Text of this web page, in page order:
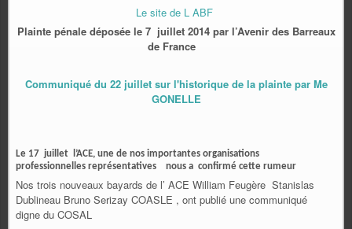
Le site de L ABF
Plainte pénale déposée le 7 juillet 2014 par l’Avenir des Barreaux
de France
Communiqué du 22 juillet sur l'historique de la plainte par Me
GONELLE
Le 17 juillet l’ACE, une de nos importantes organisations
professionnelles représentatives nous a confirmé cette rumeur
Nos trois nouveaux bayards de l’ ACE William Feugère Stanislas
Dublineau Bruno Serizay COASLE , ont publié une communiqué
digne du COSAL